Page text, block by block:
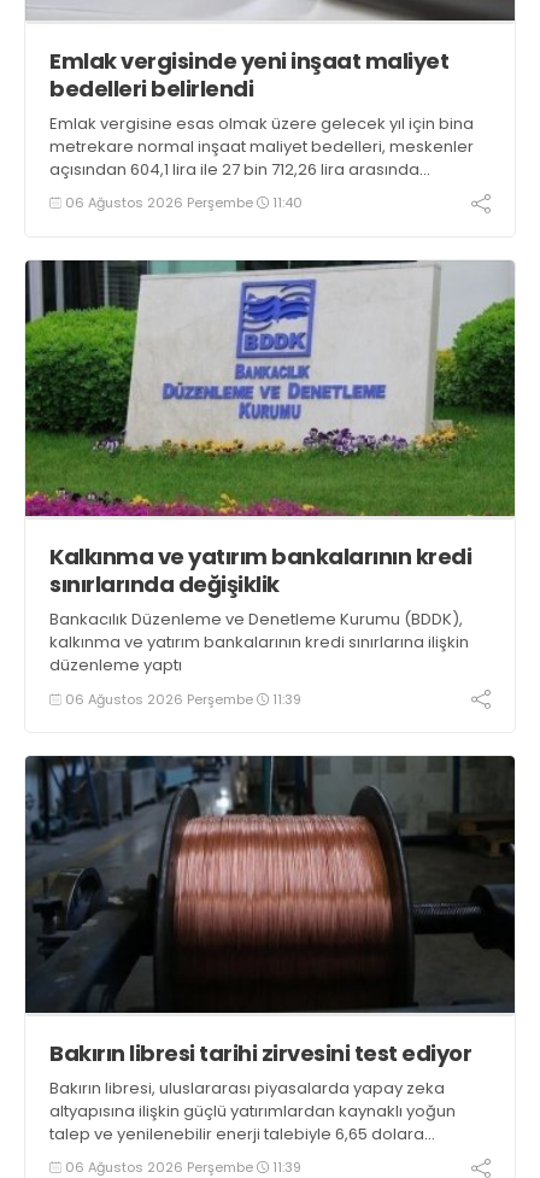
Emlak vergisinde yeni inşaat maliyet
bedelleri belirlendi
Emlak vergisine esas olmak üzere gelecek yıl için bina
metrekare normal inşaat maliyet bedelleri, meskenler
açısından 604,1 lira ile 27 bin 712,26 lira arasında
değişecek
06 Ağustos 2026 Perşembe 11:40
Kalkınma ve yatırım bankalarının kredi
sınırlarında değişiklik
Bankacılık Düzenleme ve Denetleme Kurumu (BDDK),
kalkınma ve yatırım bankalarının kredi sınırlarına ilişkin
düzenleme yaptı
06 Ağustos 2026 Perşembe 11:39
Bakırın libresi tarihi zirvesini test ediyor
Bakırın libresi, uluslararası piyasalarda yapay zeka
altyapısına ilişkin güçlü yatırımlardan kaynaklı yoğun
talep ve yenilenebilir enerji talebiyle 6,65 dolara
ulaşarak tarihi zirvesini test ediyor
06 Ağustos 2026 Perşembe 11:39